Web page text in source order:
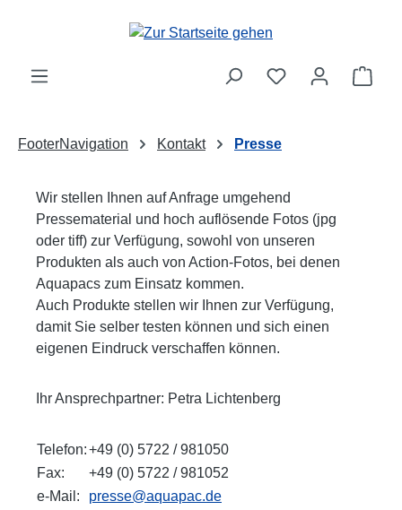
Zum Hauptinhalt springen
FooterNavigation Kontakt Presse
Wir stellen Ihnen auf Anfrage umgehend
Pressematerial und hoch auflösende Fotos (jpg
oder tiff) zur Verfügung, sowohl von unseren
Produkten als auch von Action-Fotos, bei denen
Aquapacs zum Einsatz kommen.
Auch Produkte stellen wir Ihnen zur Verfügung,
damit Sie selber testen können und sich einen
eigenen Eindruck verschaffen können.
Ihr Ansprechpartner: Petra Lichtenberg
Telefon:+49 (0) 5722 / 981050
Fax:
+49 (0) 5722 / 981052
e-Mail:
presse@aquapac.de